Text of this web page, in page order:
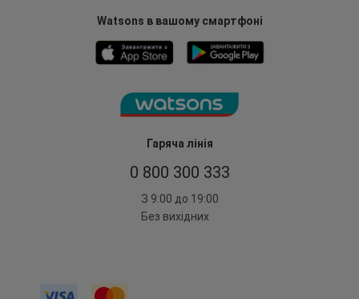
Гаряча лінія
0 800 300 333
З 9:00 до 19:00
Без вихідних
Watsons в вашому смартфоні